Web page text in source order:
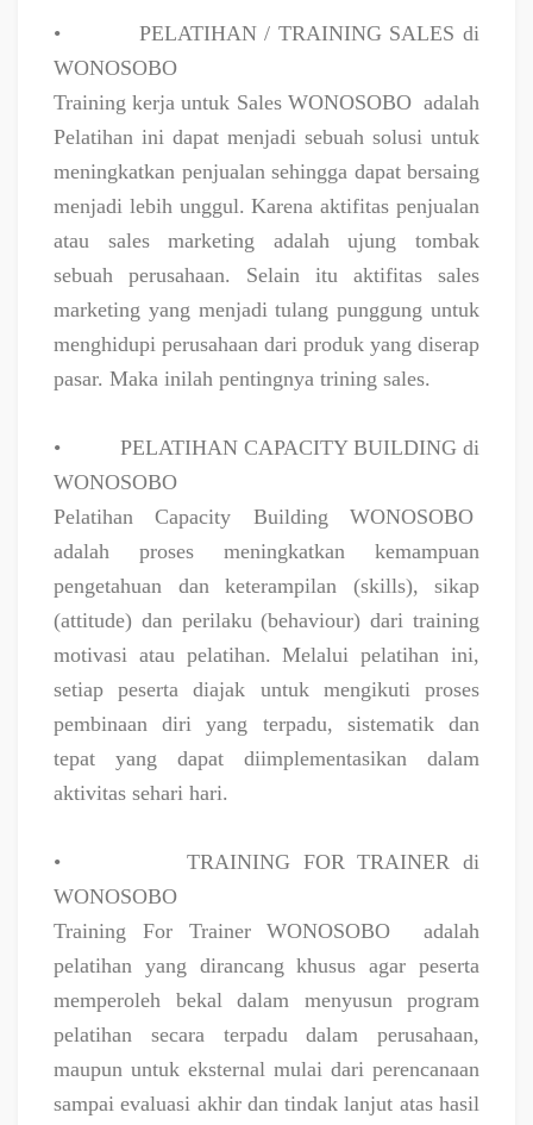
•
PELATIHAN / TRAINING SALES di
WONOSOBO
Training kerja untuk Sales WONOSOBO adalah
Pelatihan ini dapat menjadi sebuah solusi untuk
meningkatkan penjualan sehingga dapat bersaing
menjadi lebih unggul. Karena aktifitas penjualan
atau sales marketing adalah ujung tombak
sebuah perusahaan. Selain itu aktifitas sales
marketing yang menjadi tulang punggung untuk
menghidupi perusahaan dari produk yang diserap
pasar. Maka inilah pentingnya trining sales.
•
PELATIHAN CAPACITY BUILDING di
WONOSOBO
Pelatihan Capacity Building WONOSOBO
adalah proses meningkatkan kemampuan
pengetahuan dan keterampilan (skills), sikap
(attitude) dan perilaku (behaviour) dari training
motivasi atau pelatihan. Melalui pelatihan ini,
setiap peserta diajak untuk mengikuti proses
pembinaan diri yang terpadu, sistematik dan
tepat yang dapat diimplementasikan dalam
aktivitas sehari hari.
•
TRAINING FOR TRAINER di
WONOSOBO
Training For Trainer WONOSOBO
adalah
pelatihan yang dirancang khusus agar peserta
memperoleh bekal dalam menyusun program
pelatihan secara terpadu dalam perusahaan,
maupun untuk eksternal mulai dari perencanaan
sampai evaluasi akhir dan tindak lanjut atas hasil